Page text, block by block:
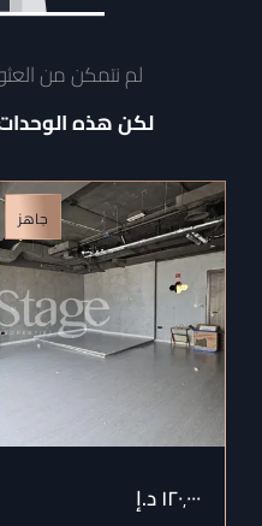
لم نتمكن من
لكن هذه
جاهز
١٢٠٬٠٠٠د.إ